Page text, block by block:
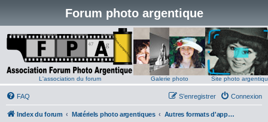
Forum photo argentique
L'association du forum Galerie photo Site photo
FAQ Connexion
S’enregistrer
Index du forum Matériels photo argentiques Autres formats d'appareils photo argentique